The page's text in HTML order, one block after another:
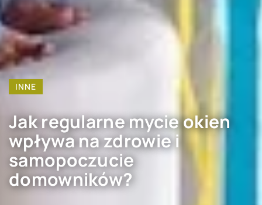
INNE
Jak regularne mycie okien
wpływa na zdrowie i
samopoczucie
domowników?